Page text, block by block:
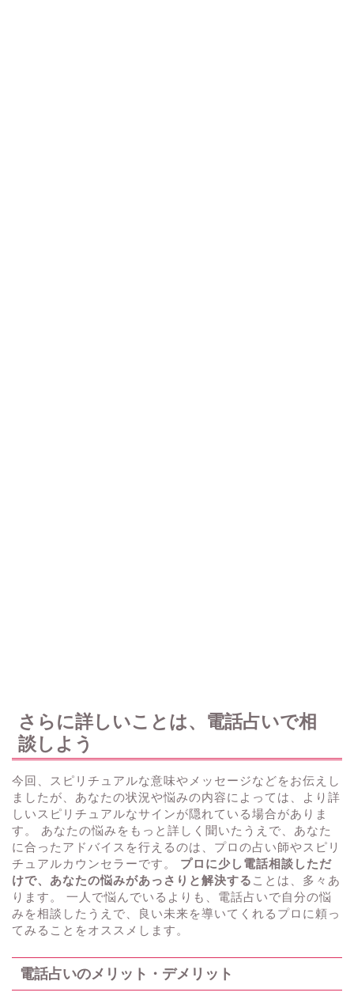
さらに詳しいことは、電話占いで相
談しよう
今回、スピリチュアルな意味やメッセージなどをお伝えし
ましたが、あなたの状況や悩みの内容によっては、より詳
しいスピリチュアルなサインが隠れている場合がありま
す。 あなたの悩みをもっと詳しく聞いたうえで、あなた
に合ったアドバイスを行えるのは、プロの占い師やスピリ
チュアルカウンセラーです。 プロに少し電話相談しただ
けで、あなたの悩みがあっさりと解決する ことは、多々あ
ります。 一人で悩んでいるよりも、電話占いで自分の悩
みを相談したうえで、良い未来を導いてくれるプロに頼っ
てみることをオススメします。
電話占いのメリット・デメリット